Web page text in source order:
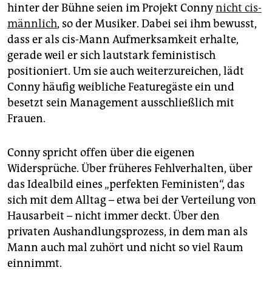
hinter der Bühne seien im Projekt Connynicht cis-
männlich, so der Musiker. Dabei sei ihm bewusst,
dass er als cis-Mann Aufmerksamkeit erhalte,
gerade weil er sich lautstark feministisch
positioniert. Um sie auch weiterzureichen, lädt
Conny häufig weibliche Featuregäste ein und
besetzt sein Management ausschließlich mit
Frauen.
Conny spricht offen über die eigenen
Widersprüche. Über früheres Fehlverhalten, über
das Idealbild eines „perfekten Feministen“, das
sich mit dem Alltag – etwa bei der Verteilung von
Hausarbeit – nicht immer deckt. Über den
privaten Aushandlungsprozess, in dem man als
Mann auch mal zuhört und nicht so viel Raum
einnimmt.